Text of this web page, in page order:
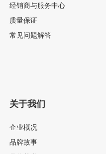
经销商与服务中心
质量保证
常见问题解答
关于我们
企业概况
品牌故事